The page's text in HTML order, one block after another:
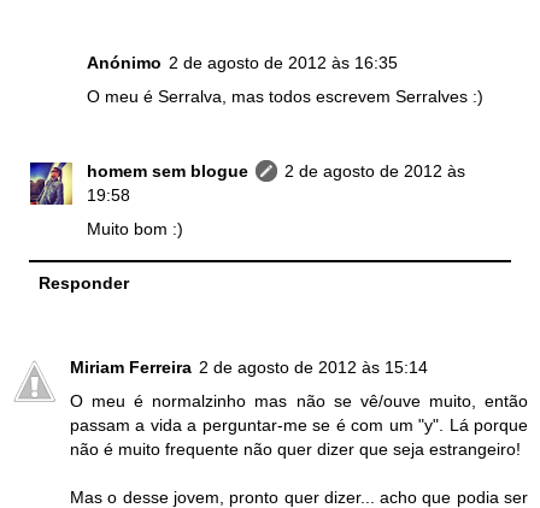
Anónimo 2 de agosto de 2012 às 16:35
O meu é Serralva, mas todos escrevem Serralves :)
homem sem blogue
2 de agosto de 2012 às
19:58
Muito bom :)
Responder
Miriam Ferreira 2 de agosto de 2012 às 15:14
O meu é normalzinho mas não se vê/ouve muito, então
passam a vida a perguntar-me se é com um "y". Lá porque
não é muito frequente não quer dizer que seja estrangeiro!
Mas o desse jovem, pronto quer dizer... acho que podia ser